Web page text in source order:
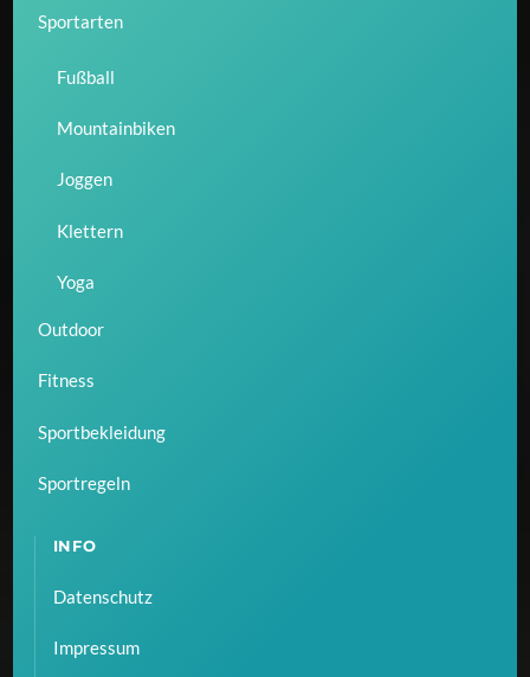
Sportarten
Fußball
Mountainbiken
Joggen
Klettern
Yoga
Outdoor
Fitness
Sportbekleidung
Sportregeln
INFO
Datenschutz
Impressum